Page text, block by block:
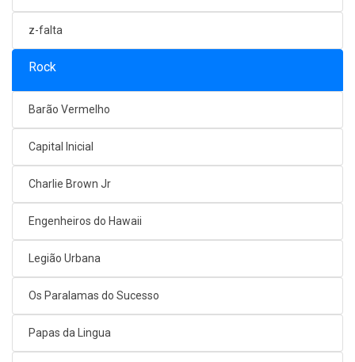
z-falta
Rock
Barão Vermelho
Capital Inicial
Charlie Brown Jr
Engenheiros do Hawaii
Legião Urbana
Os Paralamas do Sucesso
Papas da Lingua